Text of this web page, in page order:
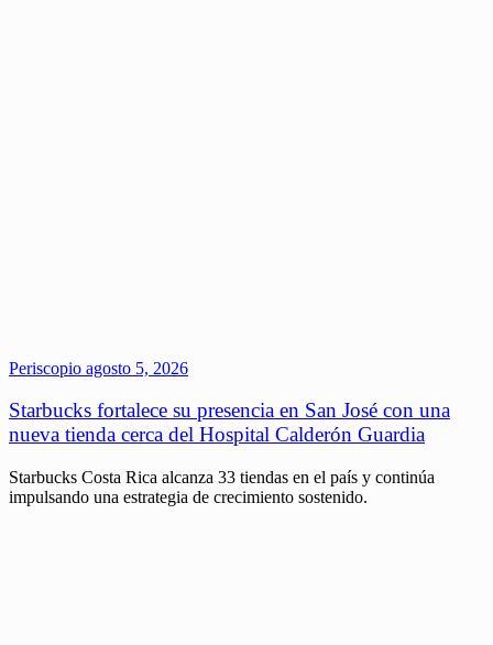
Periscopio agosto 5, 2026
Starbucks fortalece su presencia en San José con una
nueva tienda cerca del Hospital Calderón Guardia
Starbucks Costa Rica alcanza 33 tiendas en el país y continúa
impulsando una estrategia de crecimiento sostenido.